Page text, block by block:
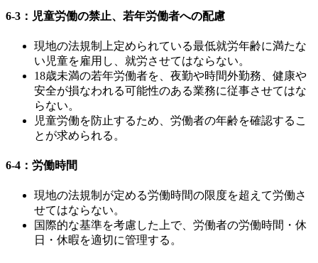
6-3：児童労働の禁止、若年労働者への配慮
現地の法規制上定められている最低就労年齢に満たな
い児童を雇用し、就労させてはならない。
18歳未満の若年労働者を、夜勤や時間外勤務、健康や
安全が損なわれる可能性のある業務に従事させてはな
らない。
児童労働を防止するため、労働者の年齢を確認するこ
とが求められる。
6-4：労働時間
現地の法規制が定める労働時間の限度を超えて労働さ
せてはならない。
国際的な基準を考慮した上で、労働者の労働時間・休
日・休暇を適切に管理する。